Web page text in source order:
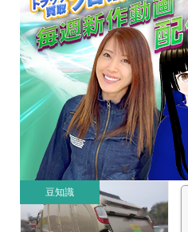
豆知識